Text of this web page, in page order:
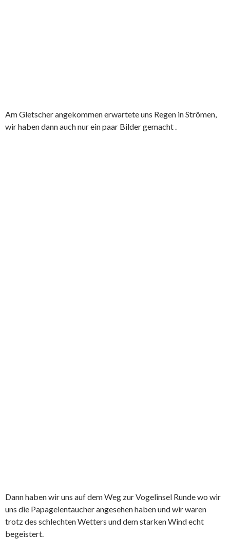
Am Gletscher angekommen erwartete uns Regen in Strömen,
wir haben dann auch nur ein paar Bilder gemacht .
Dann haben wir uns auf dem Weg zur Vogelinsel Runde wo wir
uns die Papageientaucher angesehen haben und wir waren
trotz des schlechten Wetters und dem starken Wind echt
begeistert.